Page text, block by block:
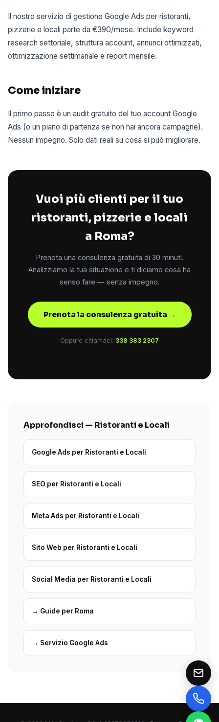
Il nostro servizio di gestione Google Ads per ristoranti,
pizzerie e locali parte da €390/mese. Include keyword
research settoriale, struttura account, annunci ottimizzati,
ottimizzazione settimanale e report mensile.
Come iniziare
Il primo passo è un audit gratuito del tuo account Google
Ads (o un piano di partenza se non hai ancora campagne).
Nessun impegno. Solo dati reali su cosa si può migliorare.
Vuoi più clienti per il tuo
ristoranti, pizzerie e locali
a Roma?
Prenota una consulenza gratuita di 30 minuti.
Analizziamo la tua situazione e ti diciamo cosa ha
senso fare — senza impegno.
Prenota la consulenza gratuita →
Oppure chiamaci: 338 383 2307
Approfondisci — Ristoranti e Locali
Google Ads per Ristoranti e Locali
SEO per Ristoranti e Locali
Meta Ads per Ristoranti e Locali
Sito Web per Ristoranti e Locali
Social Media per Ristoranti e Locali
→ Guide per Roma
→ Servizio Google Ads